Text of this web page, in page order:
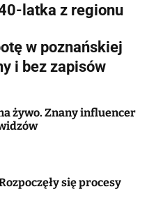
latka z regionu
w poznańskiej
i bez zapisów
żywo. Znany influencer
się procesy